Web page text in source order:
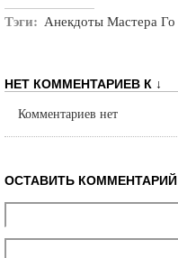
Тэги: Анекдоты Мастера Го
НЕТ КОММЕНТАРИЕВ К ↓
Комментариев нет
ОСТАВИТЬ КОММЕНТАРИЙ